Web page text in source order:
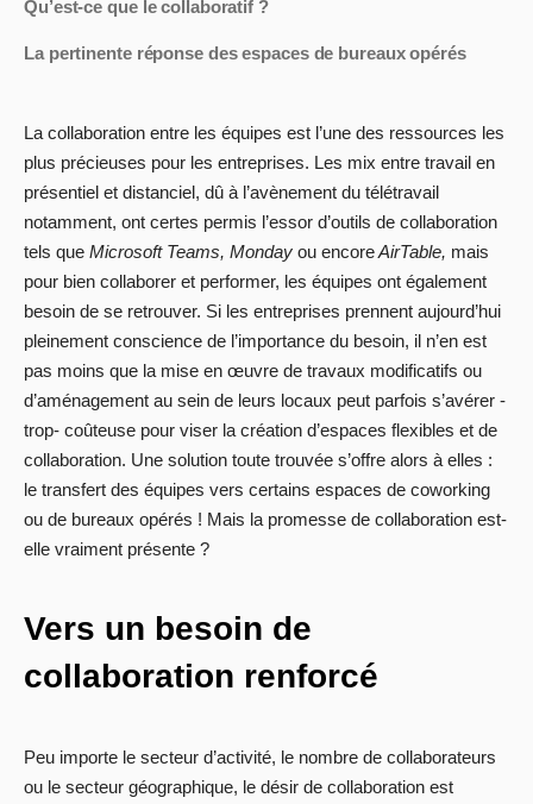
Qu’est-ce que le collaboratif ?
La pertinente réponse des espaces de bureaux opérés
La collaboration entre les équipes est l’une des ressources les
plus précieuses pour les entreprises. Les mix entre travail en
présentiel et distanciel, dû à l’avènement du télétravail
notamment, ont certes permis l’essor d’outils de collaboration
tels que Microsoft Teams, Monday ou encoreAirTable, mais
pour bien collaborer et performer, les équipes ont également
besoin de se retrouver. Si les entreprises prennent aujourd’hui
pleinement conscience de l’importance du besoin, il n’en est
pas moins que la mise en œuvre de travaux modificatifs ou
d’aménagement au sein de leurs locaux peut parfois s’avérer -
trop- coûteuse pour viser la création d’espaces flexibles et de
collaboration. Une solution toute trouvée s’offre alors à elles :
le transfert des équipes vers certains espaces de coworking
ou de bureaux opérés ! Mais la promesse de collaboration est-
elle vraiment présente ?
Vers un besoin de
collaboration renforcé
Peu importe le secteur d’activité, le nombre de collaborateurs
ou le secteur géographique, le désir de collaboration est